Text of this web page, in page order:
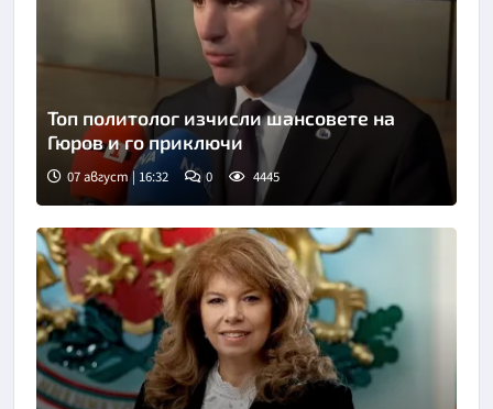
Топ политолог изчисли шансовете на
Гюров и го приключи
07 август | 16:32 0 4445